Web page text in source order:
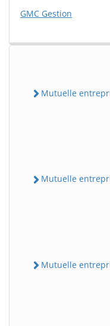
GMC Gestion
Mutuelle
Mutuelle
Mutuelle